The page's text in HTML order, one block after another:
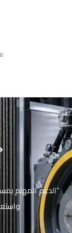
“الدعم المهتم